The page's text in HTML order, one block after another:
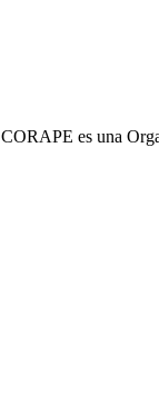
CORAPE es una